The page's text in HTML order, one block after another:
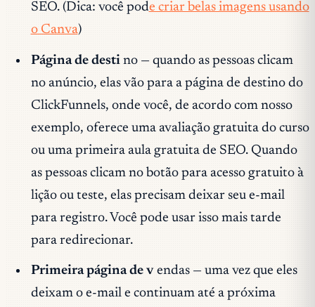
SEO. (Dica: você pode criar belas imagens usando
o Canva)
Página de desti no — quando as pessoas clicam
no anúncio, elas vão para a página de destino do
ClickFunnels, onde você, de acordo com nosso
exemplo, oferece uma avaliação gratuita do curso
ou uma primeira aula gratuita de SEO. Quando
as pessoas clicam no botão para acesso gratuito à
lição ou teste, elas precisam deixar seu e-mail
para registro. Você pode usar isso mais tarde
para redirecionar.
Primeira página de v endas — uma vez que eles
deixam o e-mail e continuam até a próxima